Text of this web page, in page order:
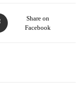
Share on
Facebook